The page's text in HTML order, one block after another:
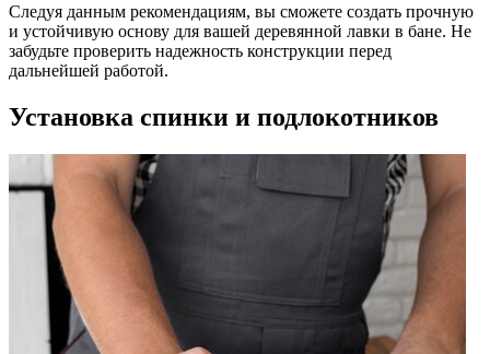
Следуя данным рекомендациям, вы сможете создать прочную
и устойчивую основу для вашей деревянной лавки в бане. Не
забудьте проверить надежность конструкции перед
дальнейшей работой.
Установка спинки и подлокотников